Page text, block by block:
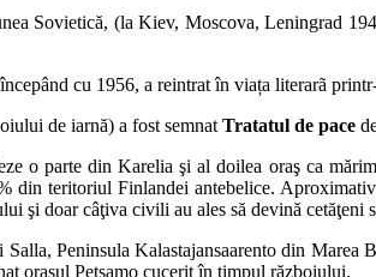
Sovietică, (la Kiev, Moscova, Leningrad
cu 1956, a reintrat în viața literarã
de iarnă) a fost semnat Tratatul de pace
o parte din Karelia şi al doilea oraş ca
din teritoriul Finlandei antebelice.
şi doar câţiva civili au ales să devină cetăţeni
Salla, Peninsula Kalastajansaarento din
oraşul Petsamo cucerit în timpul războiului.